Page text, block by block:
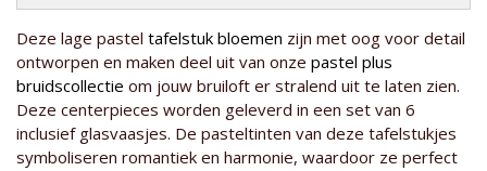
Deze lage pastel tafelstuk bloemen zijn met oog voor detail
ontworpen en maken deel uit van onze pastel plus
bruidscollectie om jouw bruiloft er stralend uit te laten zien.
Deze centerpieces worden geleverd in een set van 6
inclusief glasvaasjes. De pasteltinten van deze tafelstukjes
symboliseren romantiek en harmonie, waardoor ze perfect